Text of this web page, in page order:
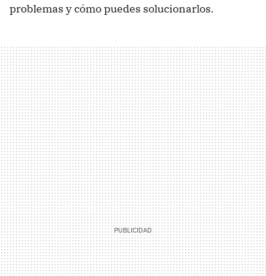
problemas y cómo puedes solucionarlos.